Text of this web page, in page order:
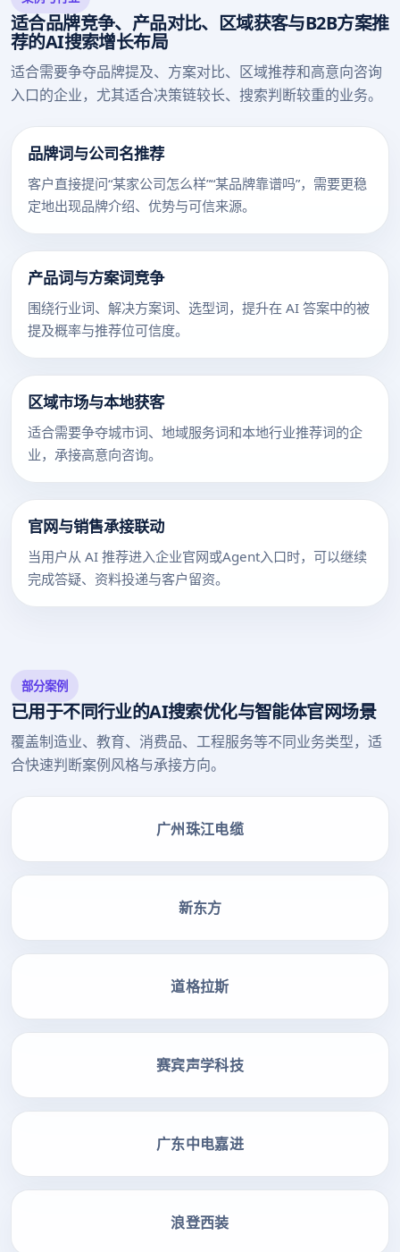
适合品牌竞争、产品对比、区域获客与B2B方案推
荐的AI搜索增长布局
适合需要争夺品牌提及、方案对比、区域推荐和高意向咨询
入口的企业，尤其适合决策链较长、搜索判断较重的业务。
品牌词与公司名推荐
客户直接提问“某家公司怎么样”“某品牌靠谱吗”，需要更稳
定地出现品牌介绍、优势与可信来源。
产品词与方案词竞争
围绕行业词、解决方案词、选型词，提升在 AI 答案中的被
提及概率与推荐位可信度。
区域市场与本地获客
适合需要争夺城市词、地域服务词和本地行业推荐词的企
业，承接高意向咨询。
官网与销售承接联动
当用户从 AI 推荐进入企业官网或Agent入口时，可以继续
完成答疑、资料投递与客户留资。
部分案例
已用于不同行业的AI搜索优化与智能体官网场景
覆盖制造业、教育、消费品、工程服务等不同业务类型，适
合快速判断案例风格与承接方向。
广州珠江电缆
新东方
道格拉斯
赛宾声学科技
广东中电嘉进
浪登西装